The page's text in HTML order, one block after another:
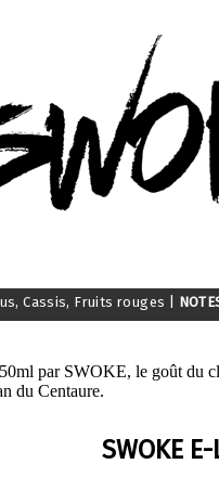
Cassis, Fruits rouges
par SWOKE, le goût du
du Centaure.
SWOKE